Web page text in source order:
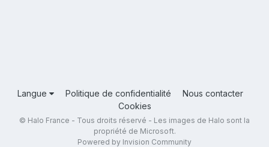
Langue Politique de confidentialité
Nous contacter
Cookies
© Halo France - Tous droits réservé - Les images de Halo sont la
propriété de Microsoft.
Powered by Invision Community